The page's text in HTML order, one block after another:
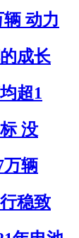
动力
成长
超1
没
万辆
稳致